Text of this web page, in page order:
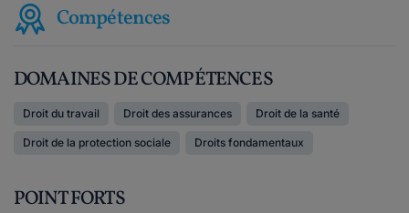
Compétences
DOMAINES DE COMPÉTENCES
Droit du travail Droit des assurances Droit de la santé
Droit de la protection sociale Droits fondamentaux
POINT FORTS